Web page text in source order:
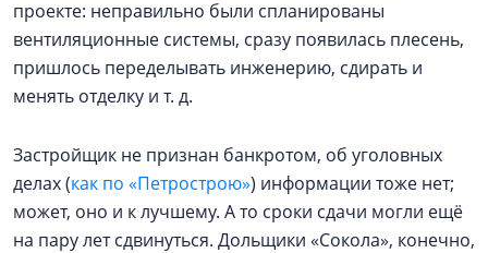
проекте: неправильно были спланированы
вентиляционные системы, сразу появилась плесень,
пришлось переделывать инженерию, сдирать и
менять отделку и т. д.
Застройщик не признан банкротом, об уголовных
делах (как по «Петрострою») информации тоже нет;
может, оно и к лучшему. А то сроки сдачи могли ещё
на пару лет сдвинуться. Дольщики «Сокола», конечно,